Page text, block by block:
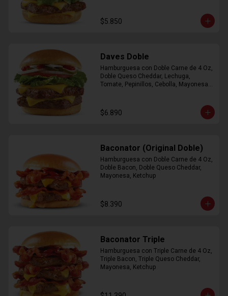
$5.850
Daves Doble
Hamburguesa con Doble Carne de 4 Oz,
Doble Queso Cheddar, Lechuga,
Tomate, Pepinillos, Cebolla, Mayonesa,
$6.890
Baconator (Original Doble)
Hamburguesa con Doble Carne de 4 Oz,
Doble Bacon, Doble Queso Cheddar,
Mayonesa, Ketchup
$8.390
Baconator Triple
Hamburguesa con Triple Carne de 4 Oz,
Triple Bacon, Triple Queso Cheddar,
Mayonesa, Ketchup